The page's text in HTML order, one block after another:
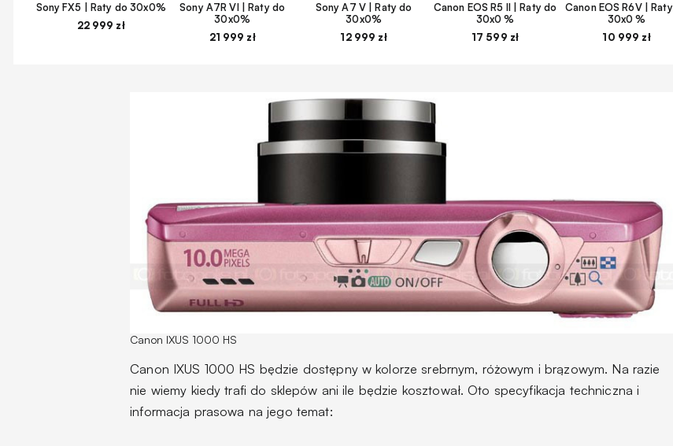
Sony FX5 | Raty do 30x0%
22 999 zł
Sony A7R VI | Raty do
30x0%
21 999 zł
Sony A7 V | Raty do
30x0%
12 999 zł
Canon EOS R5 II | Raty do
30x0 %
17 599 zł
Canon EOS R6V |
30x0 %
10 999 zł
Canon IXUS 1000 HS
Canon IXUS 1000 HS będzie dostępny w kolorze srebrnym, różowym i brązowym. Na razie
nie wiemy kiedy trafi do sklepów ani ile będzie kosztował. Oto specyfikacja techniczna i
informacja prasowa na jego temat: